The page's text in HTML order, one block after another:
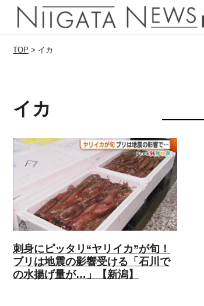
TOP > イカ
イカ
刺身にピッタリ“ヤリイカ”が旬！
ブリは地震の影響受ける「石川で
の水揚げ量が…」【新潟】